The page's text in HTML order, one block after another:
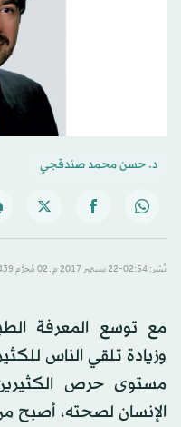
د. حسن محمد صندقجي
نُشر: 02:54-22 سبتمبر 2017 م ـ 02 مُحرَّم 1439 هـ
مع توسع المعرفة
وزيادة تلقي الناس
مستوى حرص
الإنسان لصحته، أصبح